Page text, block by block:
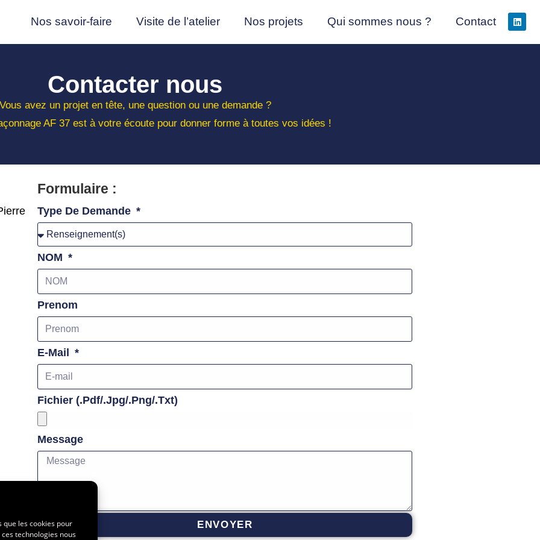
les cookies pour
technologies nous
Nos savoir-faire Visite de l’atelier Nos projets Qui sommes nous ? Contact
Contacter nous
Vous avez un projet en tête, une question ou une demande ?
AF 37 est à votre écoute pour donner forme à toutes vos idées !
Formulaire :
Type De Demande
NOM
Prenom
E-Mail
Fichier (.pdf/.jpg/.png/.txt)
Message
ENVOYER